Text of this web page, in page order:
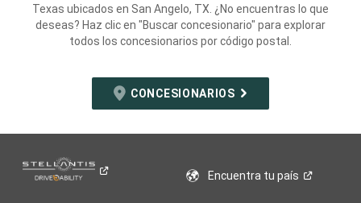
Texas ubicados en San Angelo, TX. ¿No encuentras lo que
deseas? Haz clic en "Buscar concesionario" para explorar
todos los concesionarios por código postal.
CONCESIONARIOS
Encuentra tupaís